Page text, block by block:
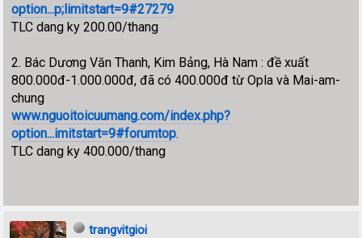
option...p;limitstart=9#27279
TLC dang ky 200.00/thang
2. Bác Dương Văn Thanh, Kim Bảng, Hà Nam : đề xuất
800.000đ-1.000.000đ, đã có 400.000đ từ Opla và Mai-am-
chung
www.nguoitoicuumang.com/index.php?
option...imitstart=9#forumtop.
TLC dang ky 400.000/thang
trangvitgioi